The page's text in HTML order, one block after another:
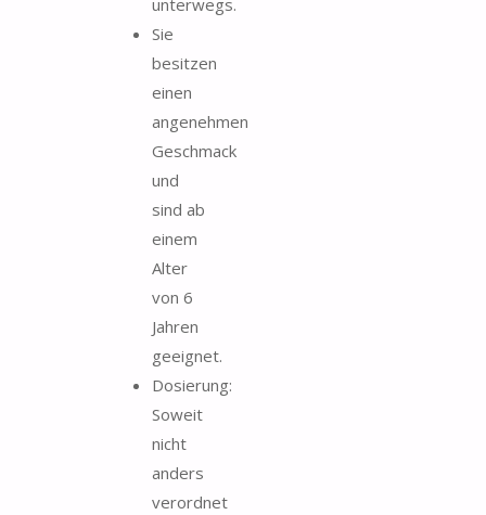
Sie
besitzen
einen
angenehmen
Geschmack
und
sind ab
einem
Alter
von 6
Jahren
geeignet.
Dosierung:
Soweit
nicht
anders
verordnet